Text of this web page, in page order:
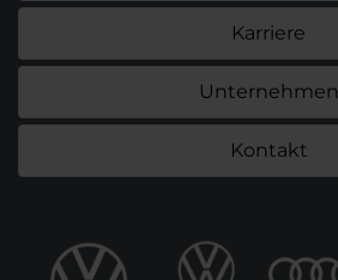
Karriere
Unternehmen
Kontakt